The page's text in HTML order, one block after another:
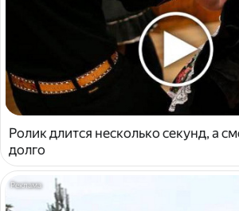
Ролик длится несколько секунд, а
долго